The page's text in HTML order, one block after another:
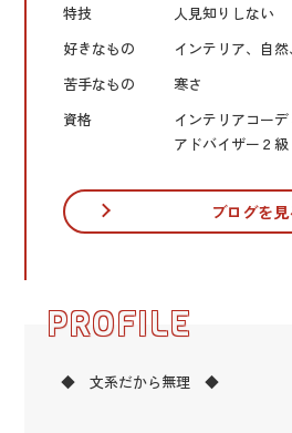
特技
人見知りしない
好きなもの
インテリア、自
苦手なもの
寒さ
資格
インテリアコー
アドバイザー２級
ブログを見
PROFILE
◆ 文系だから無理 ◆